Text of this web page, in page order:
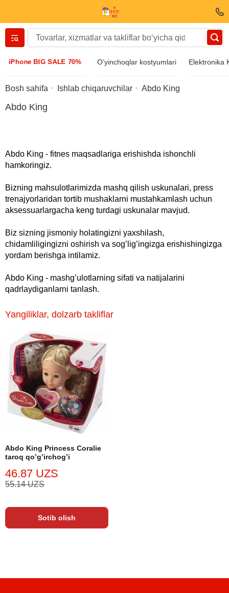
iPhone BIG SALE 70% O’yinchoqlar kostyumlari Elektronika
Вернуться назад
Aksessuarlar
Bijuteriya
Qo’l soatlari
Bosh sahifa Ishlab chiqaruvchilar Abdo King
Abdo King
Abdo King - fitnes maqsadlariga erishishda ishonchli
hamkoringiz.
Bizning mahsulotlarimizda mashq qilish uskunalari, press
trenajyorlaridan tortib mushaklarni mustahkamlash uchun
aksessuarlargacha keng turdagi uskunalar mavjud.
Biz sizning jismoniy holatingizni yaxshilash,
chidamliligingizni oshirish va sog’lig’ingizga erishishingizga
yordam berishga intilamiz.
Abdo King - mashg’ulotlarning sifati va natijalarini
qadrlaydiganlarni tanlash.
Yangiliklar, dolzarb takliflar
Abdo King Princess Coralie
taroq qo’g’irchog’i
46.87 UZS
55.14 UZS
Sotib olish